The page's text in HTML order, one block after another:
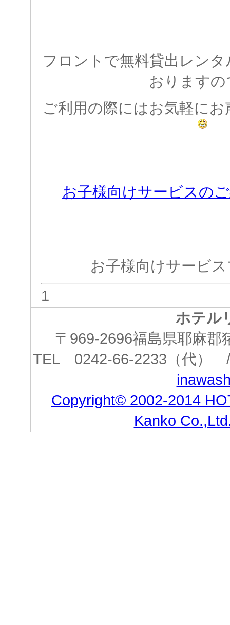
フロントで無料貸出レン
おりますの
ご利用の際にはお気軽に
お子様向けサービスの
お子様向けサービ
1
ホテル
〒969-2696福島県耶麻
TEL 0242-66-2233（代
Copyright© 2002-2014
Kanko